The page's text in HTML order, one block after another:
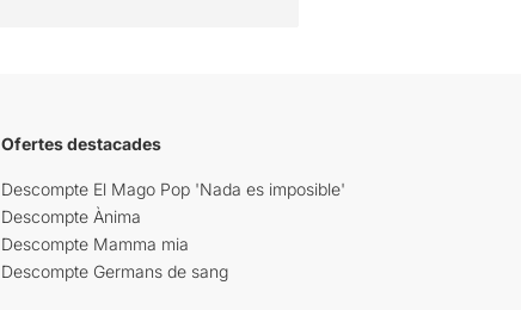
Ofertes destacades
Descompte El Mago Pop 'Nada es imposible'
Descompte Ànima
Descompte Mamma mia
Descompte Germans de sang